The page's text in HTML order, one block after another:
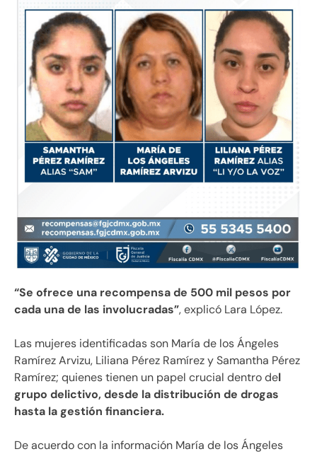
“Se ofrece una recompensa de 500 mil pesos por
cada una de las involucradas”, explicó Lara López.
Las mujeres identificadas son María de los Ángeles
Ramírez Arvizu, Liliana Pérez Ramírez y Samantha Pérez
Ramírez; quienes tienen un papel crucial dentro del
grupo delictivo, desde la distribución de drogas
hasta la gestión financiera.
De acuerdo con la información María de los Ángeles